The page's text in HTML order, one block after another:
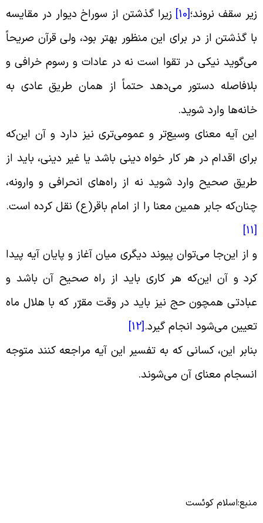
سقف نروند؛[10]
زیرا گذشتن از سوراخ دیوار در مقایسه
گذشتن از در براى این منظور بهتر بود، ولى قرآن صریحاً
نیکى در تقوا است نه در عادات و رسوم خرافى و
دستور می‌دهد حتماً از همان طریق عادى به
وارد شوید.
آیه معناى وسیع‌تر و عمومی‌ترى نیز دارد و آن این‌که
اقدام در هر کار خواه دینى باشد یا غیر دینى، باید از
صحیح وارد شوید نه از راه‌های انحرافى و وارونه،
جابر همین معنا را از امام باقر(ع) نقل کرده است.
از این‌جا می‌توان پیوند دیگرى میان آغاز و پایان آیه پیدا
و آن این‌که هر کاری باید از راه صحیح آن باشد و
همچون حج نیز باید در وقت مقرّر که با هلال ماه
می‌شود انجام گیرد.
[12]
این، کسانی که به تفسیر این آیه مراجعه کنند متوجه
معنای آن می‌شوند.
کوئست